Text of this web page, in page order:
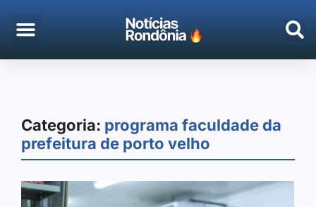
Categoria: programa faculdade da
prefeitura de porto velho